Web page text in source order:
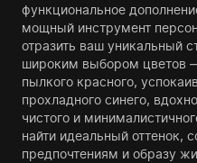
функциональное
мощный инструмент
отразить ваш уникальный
широким выбором цветов
пылкого красного,
прохладного синего,
чистого и
найти идеальный оттенок,
предпочтениям и образу